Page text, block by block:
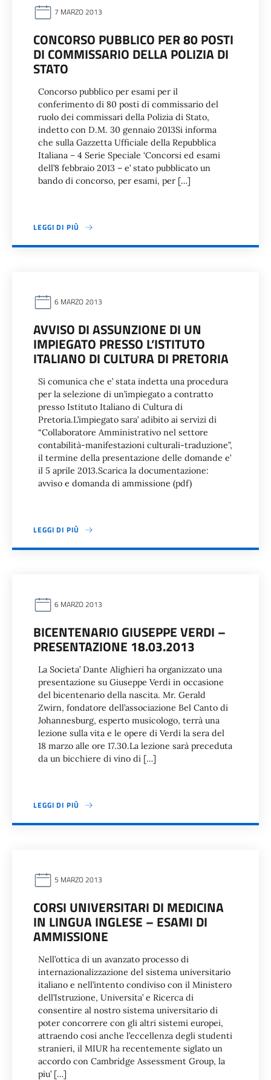
7 MARZO 2013
CONCORSO PUBBLICO PER 80 POSTI
DI COMMISSARIO DELLA POLIZIA DI
STATO
Concorso pubblico per esami per il
conferimento di 80 posti di commissario del
ruolo dei commissari della Polizia di Stato,
indetto con D.M. 30 gennaio 2013Si informa
che sulla Gazzetta Ufficiale della Repubblica
Italiana – 4 Serie Speciale ‘Concorsi ed esami
dell’8 febbraio 2013 – e’ stato pubblicato un
bando di concorso, per esami, per […]
LEGGI DI PIÙ
6 MARZO 2013
AVVISO DI ASSUNZIONE DI UN
IMPIEGATO PRESSO L’ISTITUTO
ITALIANO DI CULTURA DI PRETORIA
Si comunica che e’ stata indetta una procedura
per la selezione di un’impiegato a contratto
presso Istituto Italiano di Cultura di
Pretoria.L’impiegato sara’ adibito ai servizi di
“Collaboratore Amministrativo nel settore
contabilità-manifestazioni culturali-traduzione”,
il termine della presentazione delle domande e’
il 5 aprile 2013.Scarica la documentazione:
avviso e domanda di ammissione (pdf)
LEGGI DI PIÙ
6 MARZO 2013
BICENTENARIO GIUSEPPE VERDI –
PRESENTAZIONE 18.03.2013
La Societa’ Dante Alighieri ha organizzato una
presentazione su Giuseppe Verdi in occasione
del bicentenario della nascita. Mr. Gerald
Zwirn, fondatore dell’associazione Bel Canto di
Johannesburg, esperto musicologo, terrà una
lezione sulla vita e le opere di Verdi la sera del
18 marzo alle ore 17.30.La lezione sarà preceduta
da un bicchiere di vino di […]
LEGGI DI PIÙ
5 MARZO 2013
CORSI UNIVERSITARI DI MEDICINA
IN LINGUA INGLESE – ESAMI DI
AMMISSIONE
Nell’ottica di un avanzato processo di
internazionalizzazione del sistema universitario
italiano e nell’intento condiviso con il Ministero
dell’Istruzione, Universita’ e Ricerca di
consentire al nostro sistema universitario di
poter concorrere con gli altri sistemi europei,
attraendo cosi anche l’eccellenza degli studenti
stranieri, il MIUR ha recentemente siglato un
accordo con Cambridge Assessment Group, la
piu’ […]